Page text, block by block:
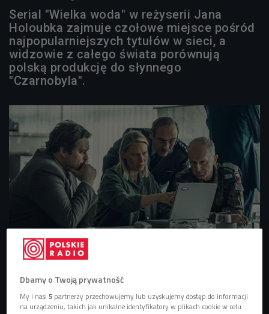
Serial "Wielka woda" w reżyserii Jana
Holoubka zajmuje czołowe miejsce pośród
najpopularniejszych tytułów w sieci, a
widzowie z całego świata porównują
polską produkcję do słynnego
"Czarnobyla".
Wielka Woda - nowy serial Netflixa bije rekordy popularności
Powódź tysiąclecia. Co wydarzyło się we Wrocławiu?
25 lat temu kraje Europy Środkowej dotknęła powódź
Dbamy o Twoją prywatność
My i nasi5 partnerzy przechowujemy lub uzyskujemy dostęp do informacji
na urządzeniu, takich jak unikalne identyfikatory w plikach cookie w celu